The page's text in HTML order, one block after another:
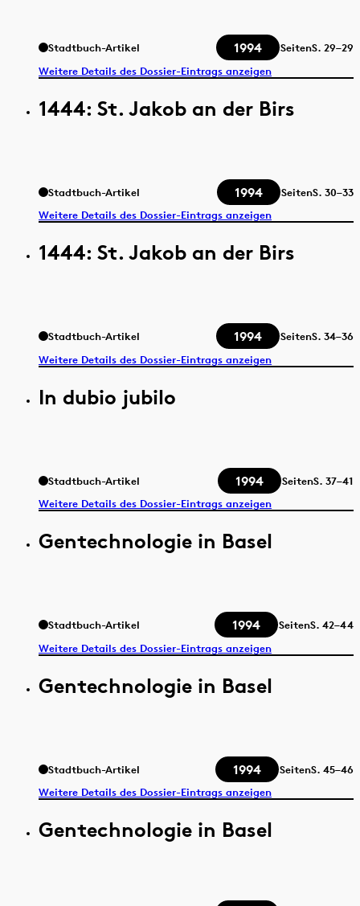
Stadtbuch-Artikel 1994 SeitenS. 29–29
Weitere Details des Dossier-Eintrags anzeigen
1444: St. Jakob an der Birs
Stadtbuch-Artikel 1994 SeitenS. 30–33
Weitere Details des Dossier-Eintrags anzeigen
1444: St. Jakob an der Birs
Stadtbuch-Artikel 1994 SeitenS. 34–36
Weitere Details des Dossier-Eintrags anzeigen
In dubio jubilo
Stadtbuch-Artikel 1994 SeitenS. 37–41
Weitere Details des Dossier-Eintrags anzeigen
Gentechnologie in Basel
Stadtbuch-Artikel 1994 SeitenS. 42–44
Weitere Details des Dossier-Eintrags anzeigen
Gentechnologie in Basel
Stadtbuch-Artikel 1994 SeitenS. 45–46
Weitere Details des Dossier-Eintrags anzeigen
Gentechnologie in Basel